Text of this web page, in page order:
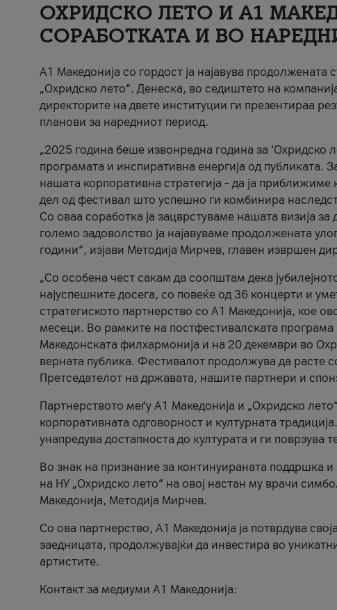
ОХРИДСКО ЛЕТО И A1
СОРАБОТКАТА И ВО
A1 Македонија со гордост ја најавува
„Охридско лето“. Денеска, во седиштето на
директорите на двете институции ги презентираа
планови за наредниот период.
„2025 година беше извонредна година за ‘Охридско
програмата и инспиративна енергија од публиката.
нашата корпоративна стратегија – да ја
дел од фестивал што успешно ги комбинира
Со оваа соработка ја зацврстуваме нашата визија
големо задоволство ја најавуваме продолжената
години“, изјави Методија Мирчев, главен извршен
„Со особена чест сакам да соопштам дека
најуспешните досега, со повеќе од 36 концерти и
стратегиското партнерство со А1 Македонија, кое
месеци. Во рамките на постфестивалската
Македонската филхармонија и на 20 декември во
верната публика. Фестивалот продолжува да расте
Претседателот на државата, нашите партнери и
Партнерството меѓу A1 Македонија и „Охридско
корпоративната одговорност и културната
унапредува достапноста до културата и ги
Во знак на признание за континуираната поддршка
на НУ „Охридско лето“ на овој настан му врачи
Македонија, Методија Мирчев.
Со ова партнерство, A1 Македонија ја потврдува
заедницата, продолжувајќи да инвестира во
артистите.
Контакт за медиуми А1 Македонија: